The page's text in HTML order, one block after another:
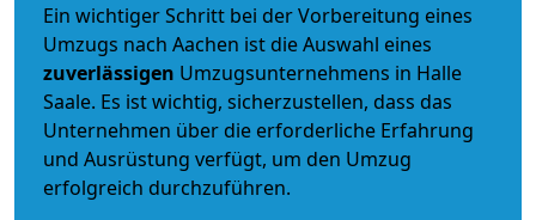
Ein wichtiger Schritt bei der Vorbereitung eines
Umzugs nach Aachen ist die Auswahl eines
zuverlässigen Umzugsunternehmens in Halle
Saale. Es ist wichtig, sicherzustellen, dass das
Unternehmen über die erforderliche Erfahrung
und Ausrüstung verfügt, um den Umzug
erfolgreich durchzuführen.